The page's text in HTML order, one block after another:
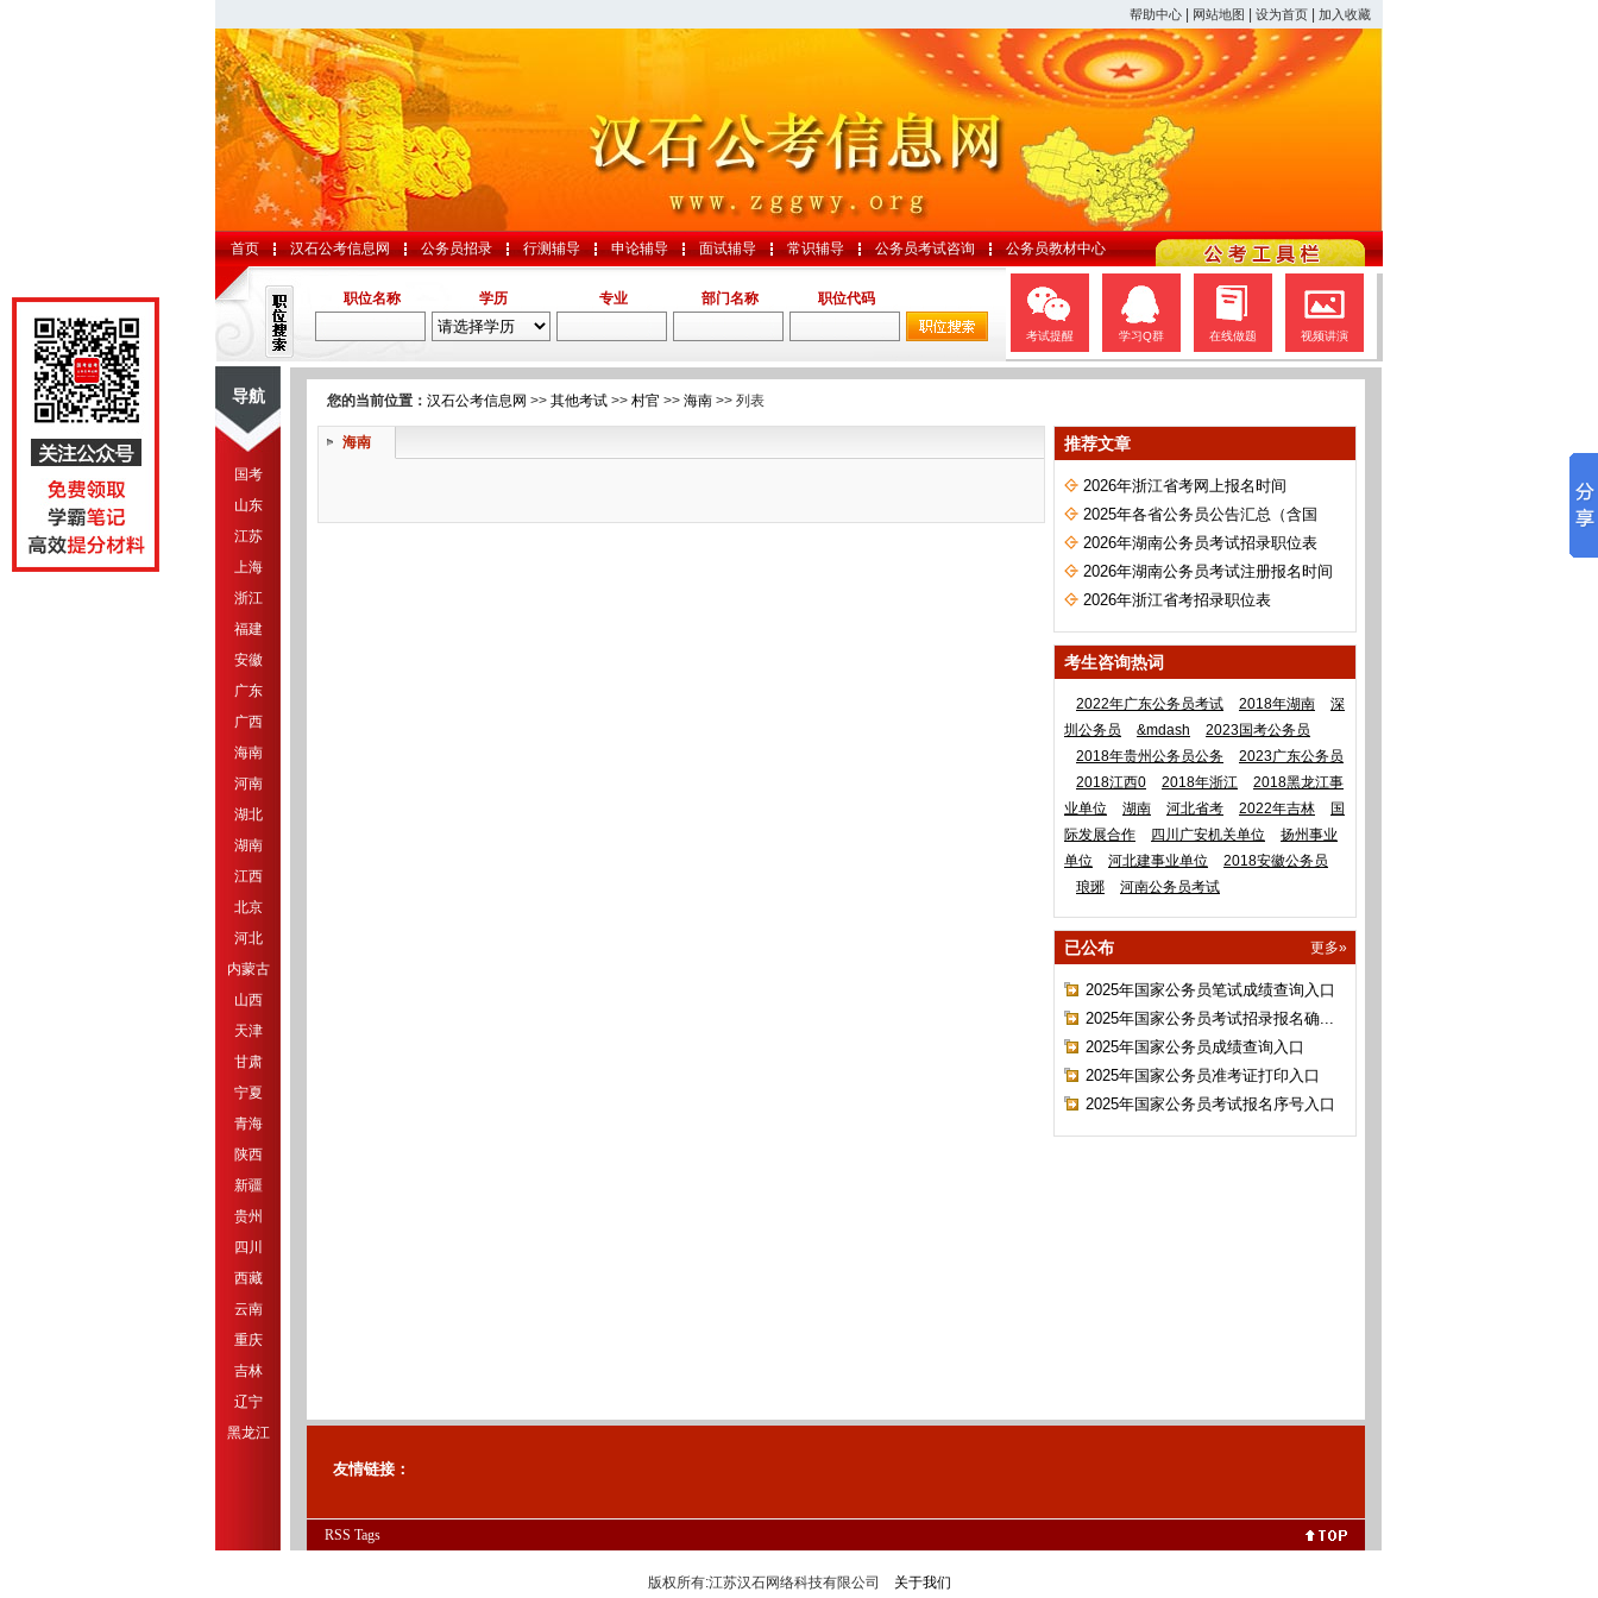
帮助中心 网站地图 设为首页 加入收藏
首页 汉石公考信息网 公务员招录 行测辅导 申论辅导 面试辅导 常识辅导 公务员考试咨询 公务员教材中心
职位名称 学历 专业 部门名称 职位代码
考试提醒 学习Q群 在线做题 视频讲演
导航
国考
山东
江苏
上海
浙江
福建
安徽
广东
广西
海南
河南
湖北
湖南
江西
北京
河北
内蒙古
山西
天津
甘肃
宁夏
青海
陕西
新疆
贵州
四川
西藏
云南
重庆
吉林
辽宁
黑龙江
您的当前位置： 汉石公考信息网 >> 其他考试 >> 村官 >> 海南 >> 列表
海南 推荐文章
2026年浙江省考网上报名时间
2025年各省公务员公告汇总（含国
考）
2026年湖南公务员考试招录职位表
2026年湖南公务员考试注册报名时间
2026年浙江省考招录职位表
考生咨询热词
2022年广东公务员考试 2018年湖南
深
圳公务员
&mdash
2023国考公务员
2018年贵州公务员公务
2023广东公务员
2018江西0
2018年浙江
2018黑龙江事
业单位
湖南 河北省考 2022年吉林
国
际发展合作
四川广安机关单位
扬州事业
单位
河北建事业单位
2018安徽公务员
琅琊
河南公务员考试
已公布 更多»
2025年国家公务员笔试成绩查询入口
2025年国家公务员考试招录报名确...
2025年国家公务员成绩查询入口
2025年国家公务员准考证打印入口
2025年国家公务员考试报名序号入口
友情链接：
RSS Tags
版权所有:江苏汉石网络科技有限公司 关于我们